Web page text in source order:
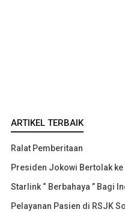
ARTIKEL TERBAIK
Ralat Pemberitaan
Presiden Jokowi Bertolak ke
Starlink “ Berbahaya ” Bagi
Pelayanan Pasien di RSJK